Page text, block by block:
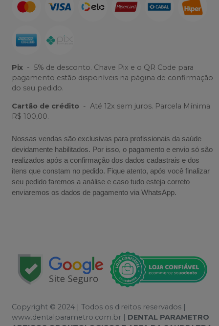
Pix - 5% de desconto. Chave Pix e o QR Code para
pagamento estão disponíveis na página de confirmação
do seu pedido.
Cartão de crédito - Até 12x sem juros. Parcela Mínima
R$ 100,00.
Nossas vendas são exclusivas para profissionais da saúde
devidamente habilitados. Por isso, o pagamento e envio só são
realizados após a confirmação dos dados cadastrais e dos
itens que constam no pedido. Fique atento, após você finalizar
seu pedido faremos a análise e caso tudo esteja correto
enviaremos os dados de pagamento via WhatsApp.
Copyright © 2024 | Todos os direitos reservados |
www.dentalparametro.com.br | DENTAL PARAMETRO